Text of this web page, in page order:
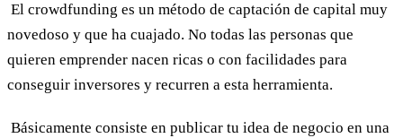
El crowdfunding es un método de captación de capital muy
novedoso y que ha cuajado. No todas las personas que
quieren emprender nacen ricas o con facilidades para
conseguir inversores y recurren a esta herramienta.
Básicamente consiste en publicar tu idea de negocio en una